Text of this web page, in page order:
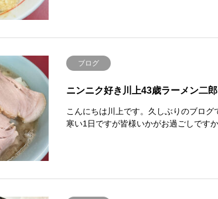
ブログ
ニンニク好き川上43歳ラーメン二
こんにちは川上です。久しぶりのブログ
寒い1日ですが皆様いかがお過ごしです